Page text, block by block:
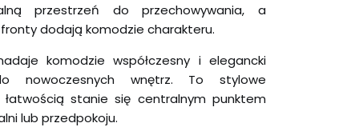
przestrzeń do przechowywania, a
dodają komodzie charakteru.
komodzie współczesny i elegancki
nowoczesnych wnętrz. To stylowe
stanie się centralnym punktem
lub przedpokoju.